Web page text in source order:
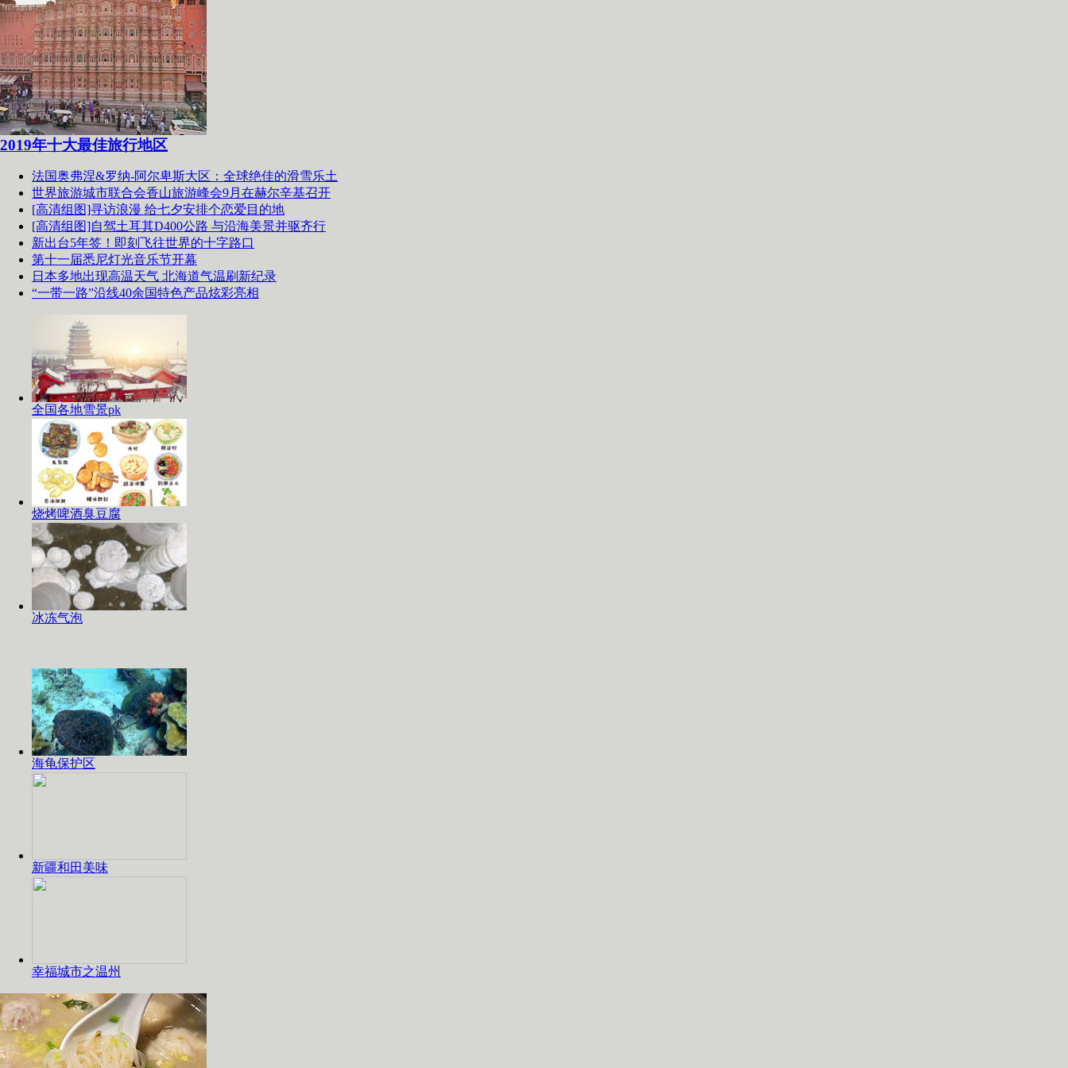
2019年十大最佳旅行地区
法国奥弗涅&罗纳-阿尔卑斯大区：全球绝佳的滑雪乐土
世界旅游城市联合会香山旅游峰会9月在赫尔辛基召开
[高清组图]寻访浪漫 给七夕安排个恋爱目的地
[高清组图]自驾土耳其D400公路 与沿海美景并驱齐行
新出台5年签！即刻飞往世界的十字路口
第十一届悉尼灯光音乐节开幕
日本多地出现高温天气 北海道气温刷新纪录
“一带一路”沿线40余国特色产品炫彩亮相
全国各地雪景pk
烧烤啤酒臭豆腐
冰冻气泡
海龟保护区
新疆和田美味
幸福城市之温州